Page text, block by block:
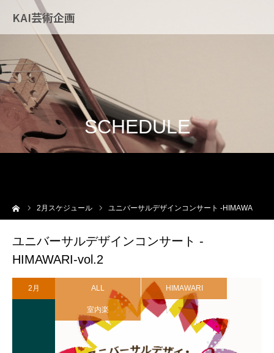
KAI芸術企画
SCHEDULE
2 月スケジュール ユニバーサルデザインコンサート -HIMAWARI-vol.2
ユニバーサルデザインコンサート -
HIMAWARI-vol.2
2月 ALL HIMAWARI
室内楽